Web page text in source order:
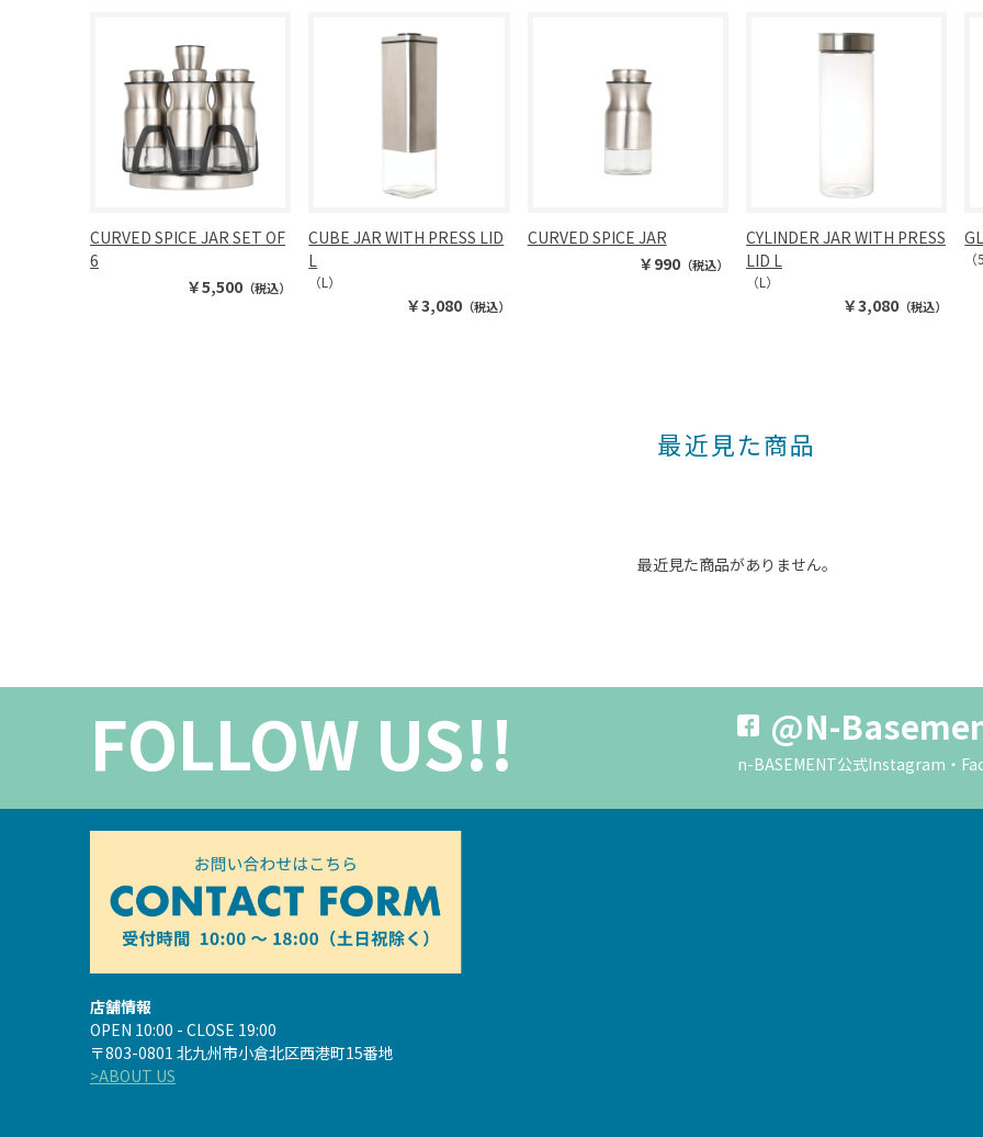
CURVED SPICE JAR SET OF
6
￥5,500 （税込）
CUBE JAR WITH PRESS LID
L
（L）
￥3,080（税込）
CURVED SPICE JAR
￥990（税込）
CYLINDER JAR WITH PRESS
LID L
（L）
￥3,080 （税込）
最近見た商品
最近見た商品がありません。
FOLLOW US!! @N-
n-BASEMENT公式Instagram・
店舗情報
OPEN 10:00 - CLOSE 19:00
〒803-0801 北九州市小倉北区西港町15番地
>ABOUT US